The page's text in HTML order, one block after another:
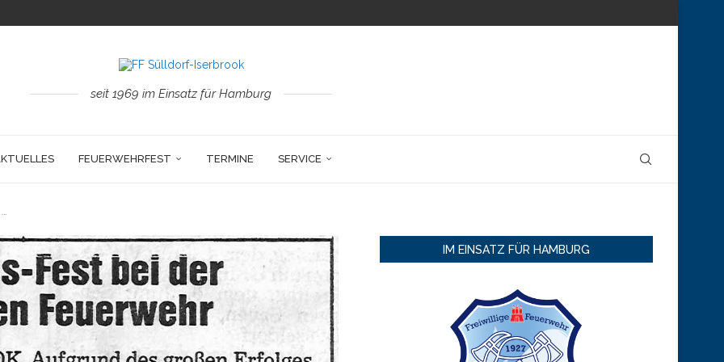
seit 1969 im Einsatz für Hamburg
FEUERWEHRFEST TERMINE SERVICE
IM EINSATZ FÜR HAMBURG